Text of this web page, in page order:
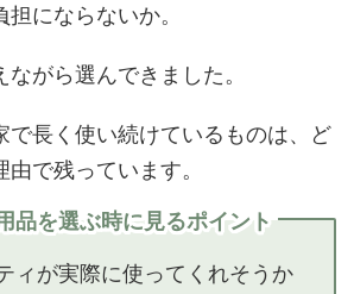
にならないか。
がら選んできました。
で長く使い続けているものは、ど
で残っています。
品を選ぶ時に見るポイント
ィが実際に使ってくれそうか